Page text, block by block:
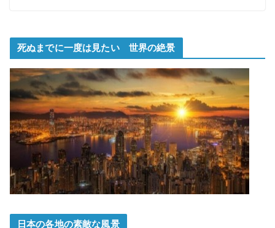
死ぬまでに一度は見たい 世界の絶景
日本の各地の素敵な風景